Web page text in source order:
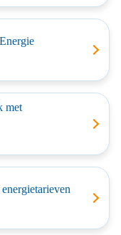
met